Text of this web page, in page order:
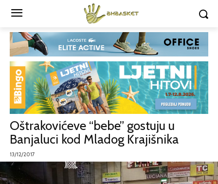
Oštrakovićeve “bebe” gostuju u
Banjaluci kod Mladog Krajišnika
13/12/2017